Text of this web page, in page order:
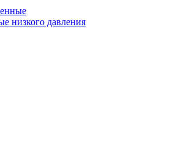
низкого давления